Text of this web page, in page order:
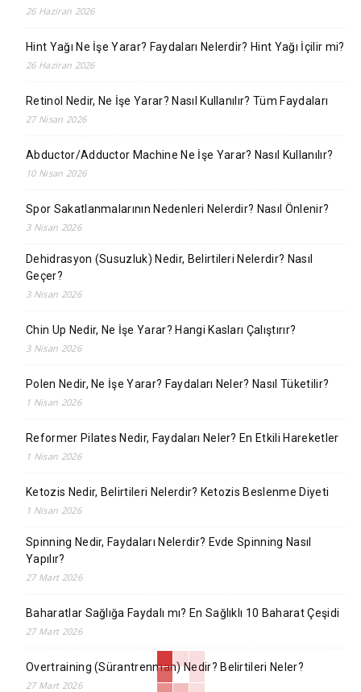
26 Haziran 2026
Hint Yağı Ne İşe Yarar? Faydaları Nelerdir? Hint Yağı İçilir mi?
26 Haziran 2026
Retinol Nedir, Ne İşe Yarar? Nasıl Kullanılır? Tüm Faydaları
27 Nisan 2026
Abductor/Adductor Machine Ne İşe Yarar? Nasıl Kullanılır?
10 Nisan 2026
Spor Sakatlanmalarının Nedenleri Nelerdir? Nasıl Önlenir?
3 Nisan 2026
Dehidrasyon (Susuzluk) Nedir, Belirtileri Nelerdir? Nasıl
Geçer?
3 Nisan 2026
Chin Up Nedir, Ne İşe Yarar? Hangi Kasları Çalıştırır?
3 Nisan 2026
Polen Nedir, Ne İşe Yarar? Faydaları Neler? Nasıl Tüketilir?
1 Nisan 2026
Reformer Pilates Nedir, Faydaları Neler? En Etkili Hareketler
1 Nisan 2026
Ketozis Nedir, Belirtileri Nelerdir? Ketozis Beslenme Diyeti
1 Nisan 2026
Spinning Nedir, Faydaları Nelerdir? Evde Spinning Nasıl
Yapılır?
27 Mart 2026
Baharatlar Sağlığa Faydalı mı? En Sağlıklı 10 Baharat Çeşidi
27 Mart 2026
Overtraining (Sürantrenman) Nedir? Belirtileri Neler?
27 Mart 2026